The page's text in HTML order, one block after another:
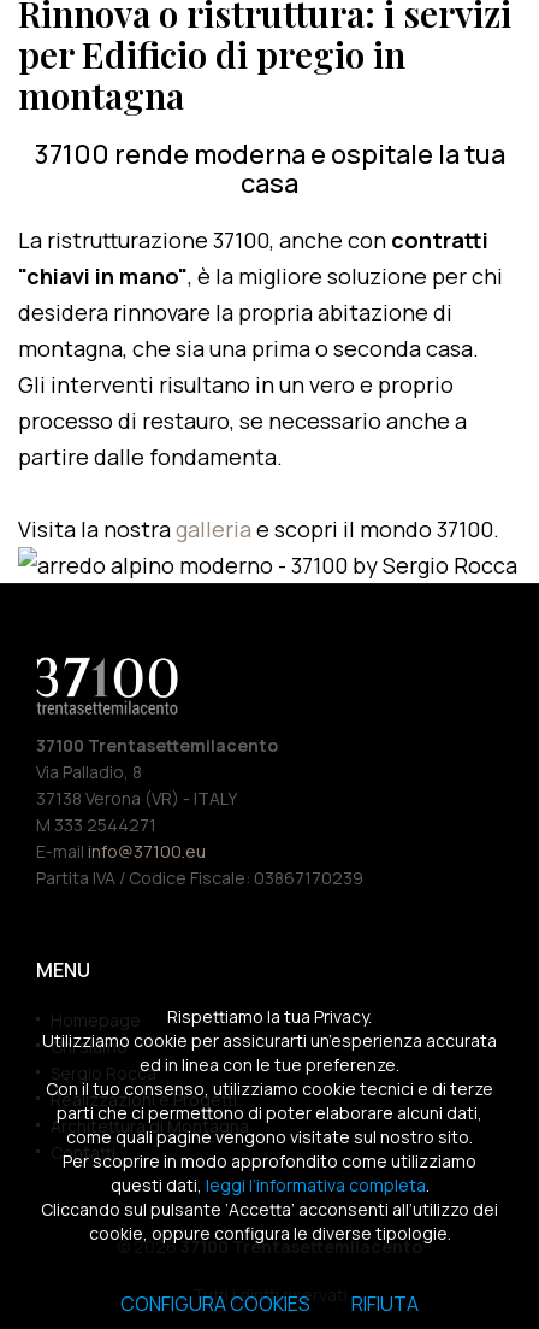
Rinnova o ristruttura: i servizi
per Edificio di pregio in
montagna
37100 rende moderna e ospitale la tua
casa
La ristrutturazione 37100, anche con contratti
"chiavi in mano", è la migliore soluzione per chi
desidera rinnovare la propria abitazione di
montagna, che sia una prima o seconda casa.
Gli interventi risultano in un vero e proprio
processo di restauro, se necessario anche a
partire dalle fondamenta.
Visita la nostragalleria e scopri il mondo 37100.
37100 Trentasettemilacento
Via Palladio, 8
37138 Verona (VR) - ITALY
M 333 2544271
E-mail info@37100.eu
Partita IVA / Codice Fiscale: 03867170239
MENU
Homepage
Chi siamo
Sergio Rocca
Realizzazioni e Progetti
Architettura di Montagna
Contatti
© 202637100 Trentasettemilacento
Tutti i diritti riservati
Rispettiamo la tua Privacy.
Utilizziamo cookie per assicurarti un’esperienza accurata
ed in linea con le tue preferenze.
Con il tuo consenso, utilizziamo cookie tecnici e di terze
parti che ci permettono di poter elaborare alcuni dati,
come quali pagine vengono visitate sul nostro sito.
Per scoprire in modo approfondito come utilizziamo
questi dati, leggi l’informativa completa.
Cliccando sul pulsante ‘Accetta’ acconsenti all’utilizzo dei
cookie, oppure configura le diverse tipologie.
CONFIGURA COOKIES RIFIUTA